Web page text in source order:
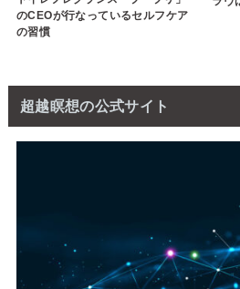
のCEOが行なっているセルフケア
の習慣
超越瞑想の公式サイト